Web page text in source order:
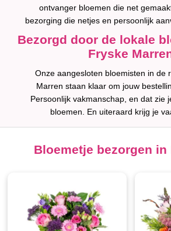
ontvanger bloemen die net
bezorging die netjes en persoonlijk
Bezorgd door de lokale
Fryske
Onze aangesloten bloemisten in de
Marren staan klaar om jouw
Persoonlijk vakmanschap, en dat zie
bloemen. En uiteraard krijg je
Bloemetje bezorgen in